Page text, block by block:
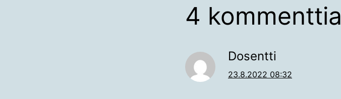
4 kommenttia
Dosentti
23.8.2022 08:32